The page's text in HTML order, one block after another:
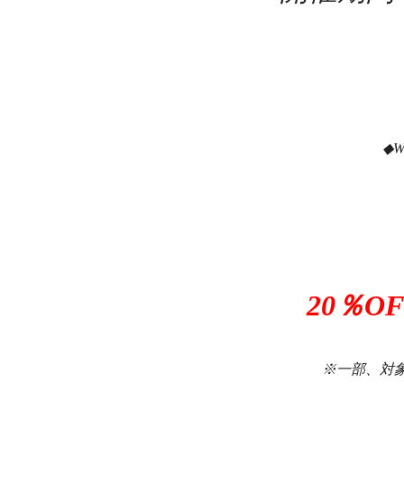
20％
※一部、対